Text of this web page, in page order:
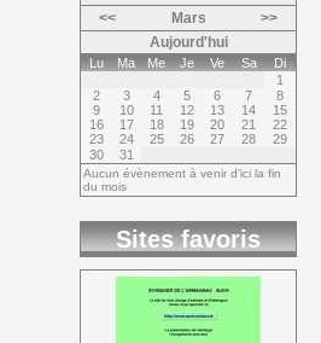
<<
Mars
>>
Aujourd'hui
Lu Ma Me Je Ve Sa
Di
1
2
3 4 5 6 7
8
9
10 11 12 13 14
15
16
17 18 19 20 21
22
23
24 25 26 27 28
29
30
31
Aucun évènement à venir d'ici la fin
du mois
Sites favoris